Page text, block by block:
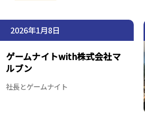
2026年1月8日
ゲームナイトwith株式会社マ
ルブン
社長とゲームナイト